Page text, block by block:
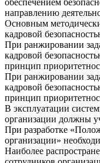
обеспечением
направлению
Основным
кадровой
При ранжировании
кадровой
принцип
При ранжировании
кадровой
принцип
В эксплуатации
организации должны
При разработке
организации»
Наиболее